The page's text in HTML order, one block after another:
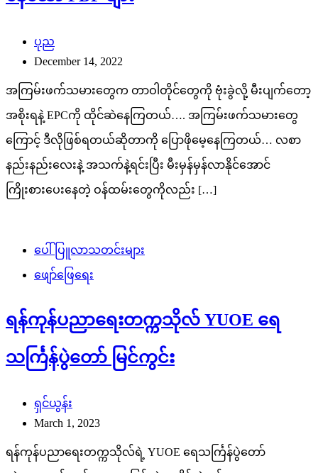
ပုည
December 14, 2022
အကြမ်းဖက်သမားတွေက တာဝါတိုင်တွေကို ဗုံးခွဲလို့ မီးပျက်တော့
အစိုးရနဲ့ EPCကို ထိုင်ဆဲနေကြတယ်…. အကြမ်းဖက်သမားတွေ
ကြောင့် ဒီလိုဖြစ်ရတယ်ဆိုတာကို ပြောဖိုမေ့နေကြတယ်… လစာ
နည်းနည်းလေးနဲ့ အသက်နဲ့ရင်းပြီး မီးမှန်မှန်လာနိုင်အောင်
ကြိုးစားပေးနေတဲ့ ဝန်ထမ်းတွေကိုလည်း […]
ပေါ်ပြူလာသတင်းများ
ဖျော်ဖြေရေး
ရန်ကုန်ပညာရေးတက္ကသိုလ် YUOE ရေ
သင်္ကြန်ပွဲတော် မြင်ကွင်း
ရှင်ယွန်း
March 1, 2023
ရန်ကုန်ပညာရေးတက္ကသိုလ်ရဲ့ YUOE ရေသင်္ကြန်ပွဲတော်